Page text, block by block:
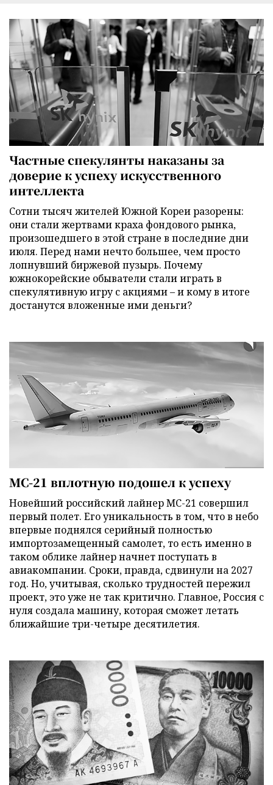
Частные спекулянты наказаны за
доверие к успеху искусственного
интеллекта
Сотни тысяч жителей Южной Кореи разорены:
они стали жертвами краха фондового рынка,
произошедшего в этой стране в последние дни
июля. Перед нами нечто большее, чем просто
лопнувший биржевой пузырь. Почему
южнокорейские обыватели стали играть в
спекулятивную игру с акциями – и кому в итоге
достанутся вложенные ими деньги?
МС-21 вплотную подошел к успеху
Новейший российский лайнер МС-21 совершил
первый полет. Его уникальность в том, что в небо
впервые поднялся серийный полностью
импортозамещенный самолет, то есть именно в
таком облике лайнер начнет поступать в
авиакомпании. Сроки, правда, сдвинули на 2027
год. Но, учитывая, сколько трудностей пережил
проект, это уже не так критично. Главное, Россия с
нуля создала машину, которая сможет летать
ближайшие три-четыре десятилетия.